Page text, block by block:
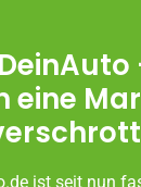
eine
ist seit nun